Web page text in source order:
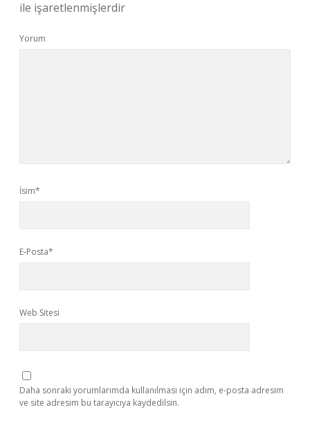
ile işaretlenmişlerdir
Yorum
İsim*
E-Posta*
Web Sitesi
Daha sonraki yorumlarımda kullanılması için adım, e-posta adresim
ve site adresim bu tarayıcıya kaydedilsin.